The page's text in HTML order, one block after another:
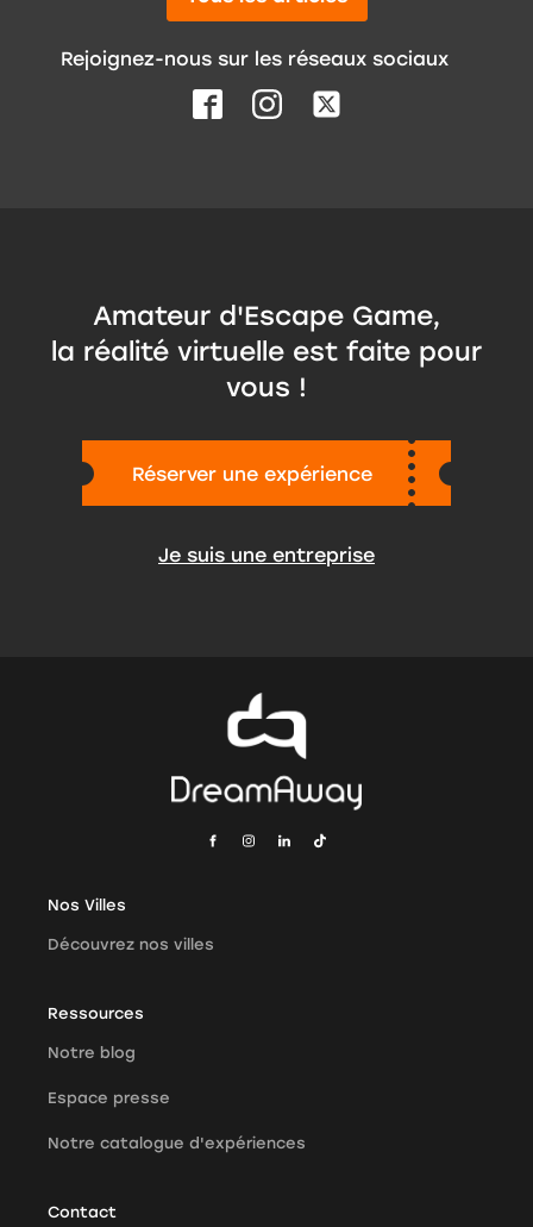
Rejoignez-nous sur les réseaux sociaux
Amateur d'Escape Game,
la réalité virtuelle est faite pour
vous !
Je suis une entreprise
Nos Villes
Découvrez nos villes
Ressources
Notre blog
Espace presse
Notre catalogue d'expériences
Contact